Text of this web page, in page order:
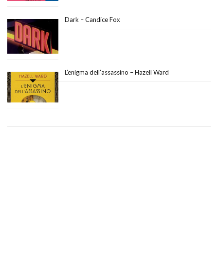
Dark – Candice Fox
L’enigma dell’assassino – Hazell Ward